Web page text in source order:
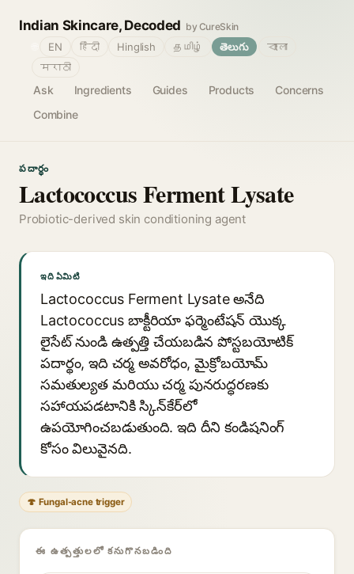
Indian Skincare, Decoded by CureSkin
Ask Ingredients Guides Products
Concerns
Combine
EN हिंदी Hinglish தமிழ் తెలుగు
বাংলা
मराठी
పదార్థం
Lactococcus Ferment Lysate
Probiotic-derived skin conditioning agent
ఇది ఏమిటి
Lactococcus Ferment Lysate అనేది
Lactococcus బాక్టీరియా ఫర్మెంటేషన్ యొక్క
లైసేట్ నుండి ఉత్పత్తి చేయబడిన పోస్టబయోటిక్
పదార్థం, ఇది చర్మ అవరోధం, మైక్రోబయోమ్
సమతుల్యత మరియు చర్మ పునరుద్ధరణకు
సహాయపడటానికి స్కిన్‌కేర్‌లో
ఉపయోగించబడుతుంది. ఇది దీని కండిషనింగ్
కోసం విలువైనది.
🍄 Fungal-acne trigger
ఈ ఉత్పత్తులలో కనుగొనబడింది